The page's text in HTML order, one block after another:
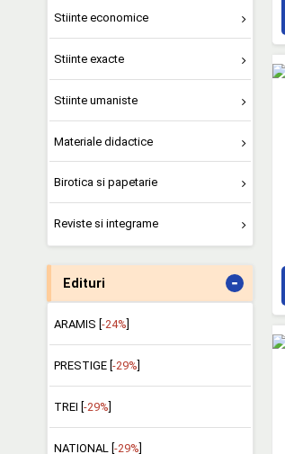
Stiinte economice
Stiinte exacte
Stiinte umaniste
Materiale didactice
Birotica si papetarie
Reviste si integrame
Edituri -
ARAMIS [ -24%
PRESTIGE [ -29%
TREI [ -29%
NATIONAL [ -29%